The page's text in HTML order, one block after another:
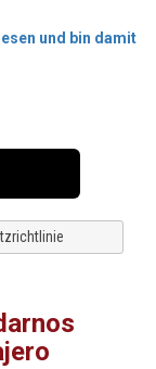
und bin damit